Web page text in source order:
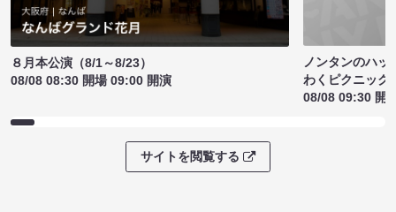
８月本公演（8/1～8/23）
08/08 08:30 開場 09:00 開演
ノンタンのハッ
わくピクニック
08/08 09:30 開
サイトを閲覧する